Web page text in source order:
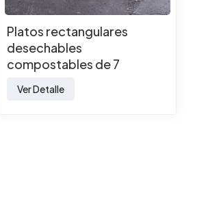
Platos rectangulares
desechables
compostables de 7
sostenibles, hechos de
Ver Detalle